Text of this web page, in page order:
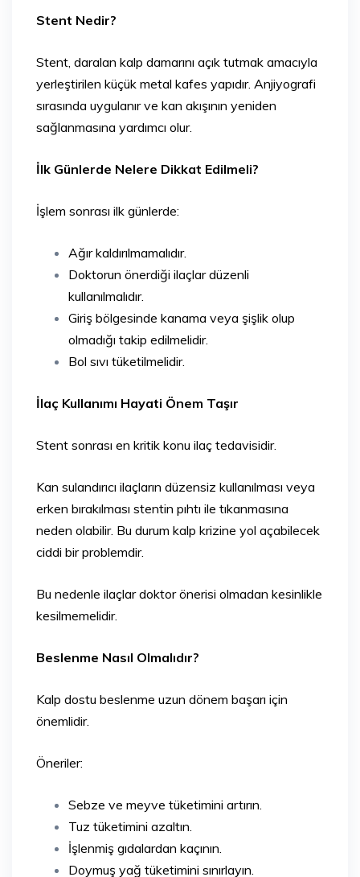
Stent Nedir?
Stent, daralan kalp damarını açık tutmak amacıyla
yerleştirilen küçük metal kafes yapıdır. Anjiyografi
sırasında uygulanır ve kan akışının yeniden
sağlanmasına yardımcı olur.
İlk Günlerde Nelere Dikkat Edilmeli?
İşlem sonrası ilk günlerde:
Ağır kaldırılmamalıdır.
Doktorun önerdiği ilaçlar düzenli
kullanılmalıdır.
Giriş bölgesinde kanama veya şişlik olup
olmadığı takip edilmelidir.
Bol sıvı tüketilmelidir.
İlaç Kullanımı Hayati Önem Taşır
Stent sonrası en kritik konu ilaç tedavisidir.
Kan sulandırıcı ilaçların düzensiz kullanılması veya
erken bırakılması stentin pıhtı ile tıkanmasına
neden olabilir. Bu durum kalp krizine yol açabilecek
ciddi bir problemdir.
Bu nedenle ilaçlar doktor önerisi olmadan kesinlikle
kesilmemelidir.
Beslenme Nasıl Olmalıdır?
Kalp dostu beslenme uzun dönem başarı için
önemlidir.
Öneriler:
Sebze ve meyve tüketimini artırın.
Tuz tüketimini azaltın.
İşlenmiş gıdalardan kaçının.
Doymuş yağ tüketimini sınırlayın.